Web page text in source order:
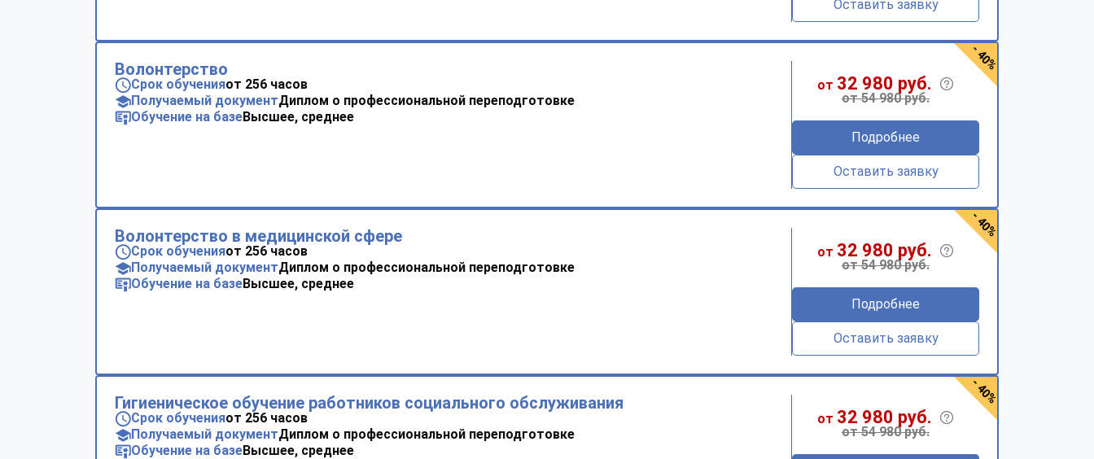
Оставить заявку
Волонтерство
Срок обученияот 256 часов
Получаемый документДиплом о профессиональной переподготовке
Обучение на базеВысшее, среднее
от 32 980 руб.
от 54 980 руб.
Подробнее
Оставить заявку
- 40%
Волонтерство в медицинской сфере
Срок обученияот 256 часов
Получаемый документДиплом о профессиональной переподготовке
Обучение на базеВысшее, среднее
от 32 980 руб.
от 54 980 руб.
Подробнее
Оставить заявку
- 40%
Гигиеническое обучение работников социального обслуживания
Срок обученияот 256 часов
Получаемый документДиплом о профессиональной переподготовке
Обучение на базеВысшее, среднее
от 32 980 руб.
от 54 980 руб.
- 40%